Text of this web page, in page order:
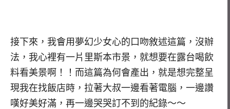
接下來，我會用夢幻少女心的口吻敘述這篇，沒辦
法，我心裡有一片里斯本市景，就想要在露台喝飲
料看美景啊！！而這篇為何會產出，就是想完整呈
現我在找飯店時，拉著大叔一邊看著電腦，一邊讚
嘆好美好滿，再一邊哭哭訂不到的紀錄～～